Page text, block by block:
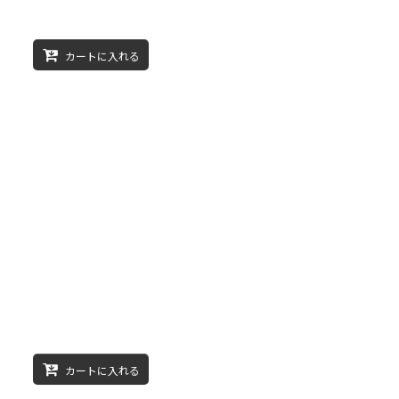
カートに入れる
カートに入れる